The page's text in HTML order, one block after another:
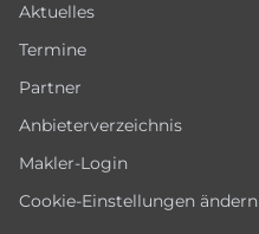
Aktuelles
Termine
Partner
Anbieterverzeichnis
Makler-Login
Cookie-Einstellungen ändern